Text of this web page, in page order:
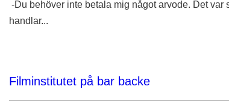
-Du behöver inte betala mig något arvode. Det
handlar...
Filminstitutet på bar backe